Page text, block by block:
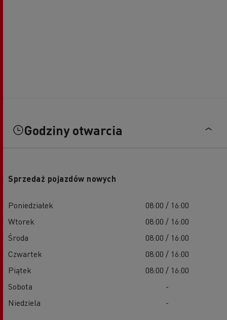
Godziny otwarcia
Sprzedaż pojazdów nowych
Poniedziałek
08:00 / 16:00
Wtorek
08:00 / 16:00
Środa
08:00 / 16:00
Czwartek
08:00 / 16:00
Piątek
08:00 / 16:00
Sobota
-
Niedziela
-